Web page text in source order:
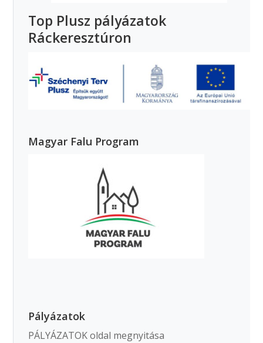
Top Plusz pályázatok
Ráckeresztúron
Magyar Falu Program
Pályázatok
PÁLYÁZATOK oldal megnyitása